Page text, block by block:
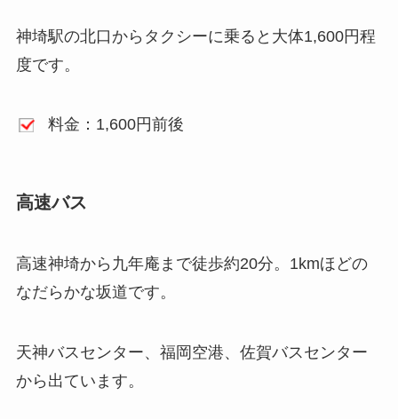
神埼駅の北口からタクシーに乗ると大体1,600円程
度です。
料金：1,600円前後
高速バス
高速神埼から九年庵まで徒歩約20分。1kmほどの
なだらかな坂道です。
天神バスセンター、福岡空港、佐賀バスセンター
から出ています。